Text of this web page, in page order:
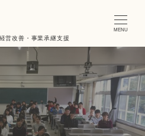
営改善・事業承継支援
MENU